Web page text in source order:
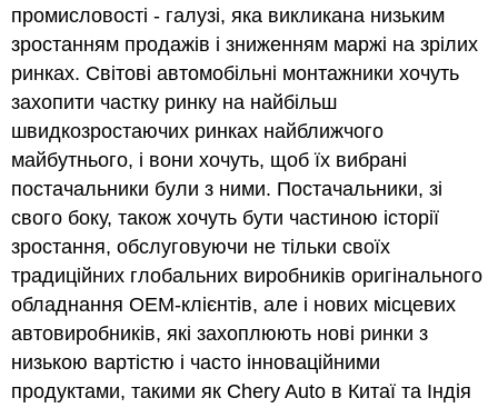
промисловості - галузі, яка викликана низьким
зростанням продажів і зниженням маржі на зрілих
ринках. Світові автомобільні монтажники хочуть
захопити частку ринку на найбільш
швидкозростаючих ринках найближчого
майбутнього, і вони хочуть, щоб їх вибрані
постачальники були з ними. Постачальники, зі
свого боку, також хочуть бути частиною історії
зростання, обслуговуючи не тільки своїх
традиційних глобальних виробників оригінального
обладнання OEM-клієнтів, але і нових місцевих
автовиробників, які захоплюють нові ринки з
низькою вартістю і часто інноваційними
продуктами, такими як Chery Auto в Китаї та Індія